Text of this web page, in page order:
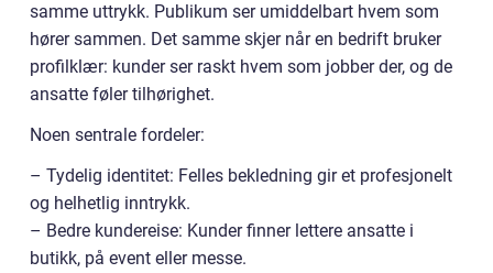
samme uttrykk. Publikum ser umiddelbart hvem som
hører sammen. Det samme skjer når en bedrift bruker
profilklær: kunder ser raskt hvem som jobber der, og de
ansatte føler tilhørighet.
Noen sentrale fordeler:
– Tydelig identitet: Felles bekledning gir et profesjonelt
og helhetlig inntrykk.
– Bedre kundereise: Kunder finner lettere ansatte i
butikk, på event eller messe.